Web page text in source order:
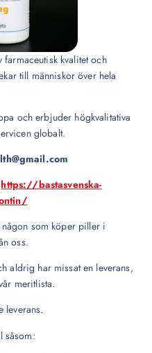
kvalitet och
till människor över hela
och erbjuder högkvalitativa
globalt.
https://bastasvenska-
som köper piller i
oss.
aldrig har missat en leverans,
meritlista.
leverans.
såsom: